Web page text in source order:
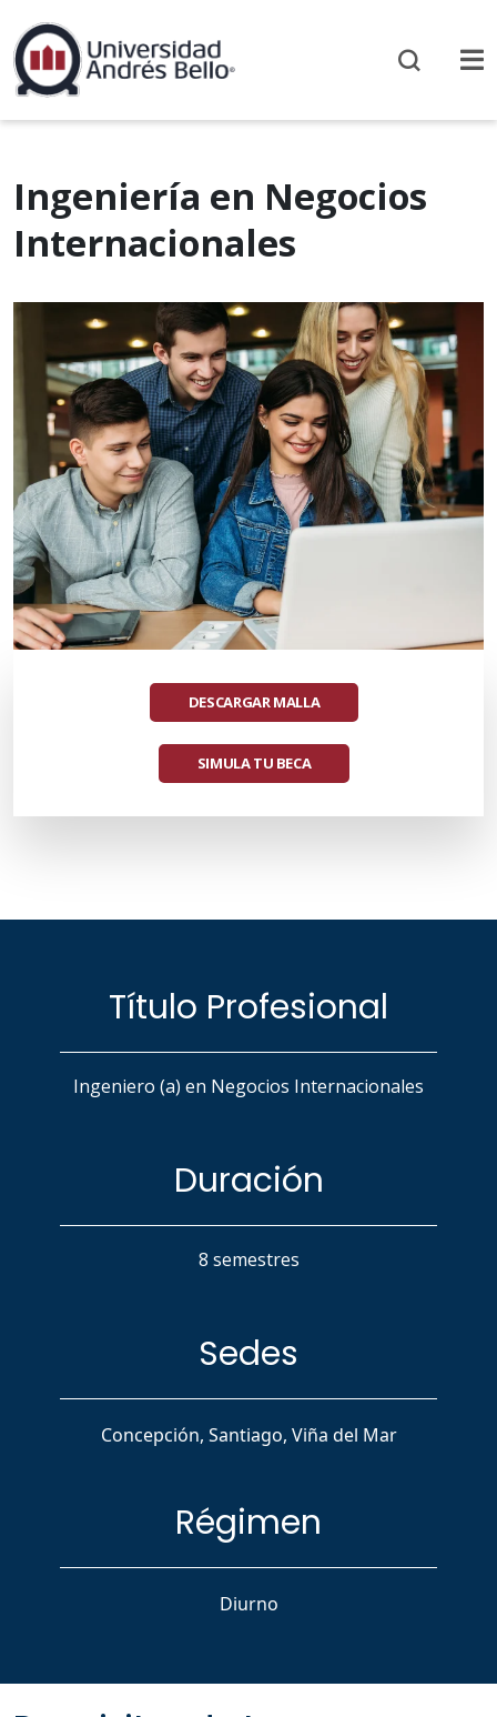
Ingeniería en Negocios
Internacionales
DESCARGAR MALLA
SIMULA TU BECA
Título Profesional
Ingeniero (a) en Negocios Internacionales
Duración
8 semestres
Sedes
Concepción, Santiago, Viña del Mar
Régimen
Diurno